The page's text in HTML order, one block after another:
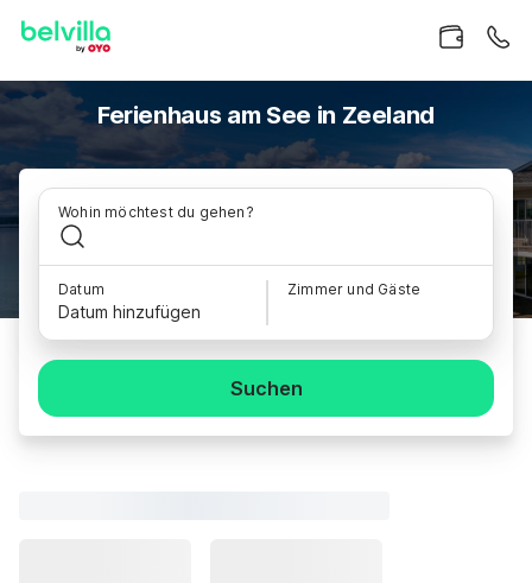
Ferienhaus am See in Zeeland
Wohin möchtest du gehen?
Datum
Datum hinzufügen
Zimmer und Gäste
Suchen